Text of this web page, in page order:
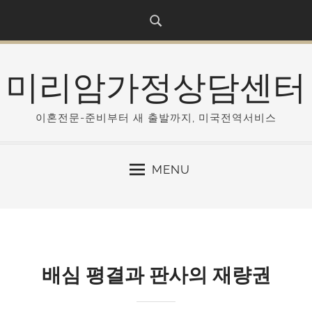
i
미리암가정상담센터
이혼전문-준비부터 새 출발까지, 미국전역서비스
MENU
배심 평결과 판사의 재량권